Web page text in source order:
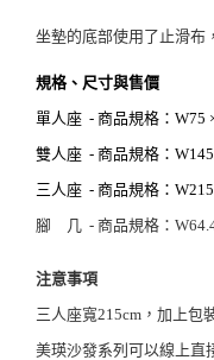
坐墊的底部使用了止滑布
規格、尺寸與售價
單人座 - 商品規格：
雙人座 - 商品規格：
三人座 - 商品規格：
腳 几 - 商品規格：
注意事項
三人座寬215cm，加上包
美瑛沙發系列可以線上直